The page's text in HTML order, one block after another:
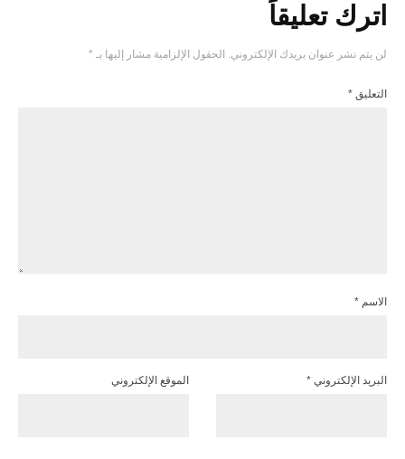
اترك تعليقاً
لن يتم نشر عنوان بريدك الإلكتروني. الحقول الإلزامية مشار إليها بـ *
التعليق *
الاسم *
البريد الإلكتروني * الموقع الإلكتروني